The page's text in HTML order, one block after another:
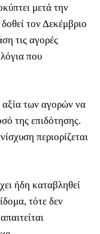
μετά την
τον Δεκέμβριο
τις αγορές
που
αξία των αγορών να
της επιδότησης.
περιορίζεται
ήδη καταβληθεί
τότε δεν